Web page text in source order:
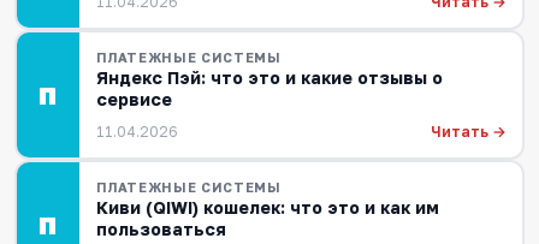
П
ПЛАТЕЖНЫЕ СИСТЕМЫ
Яндекс Пэй: что это и какие отзывы о
сервисе
11.04.2026 Читать →
П
ПЛАТЕЖНЫЕ СИСТЕМЫ
Киви (QIWI) кошелек: что это и как им
пользоваться